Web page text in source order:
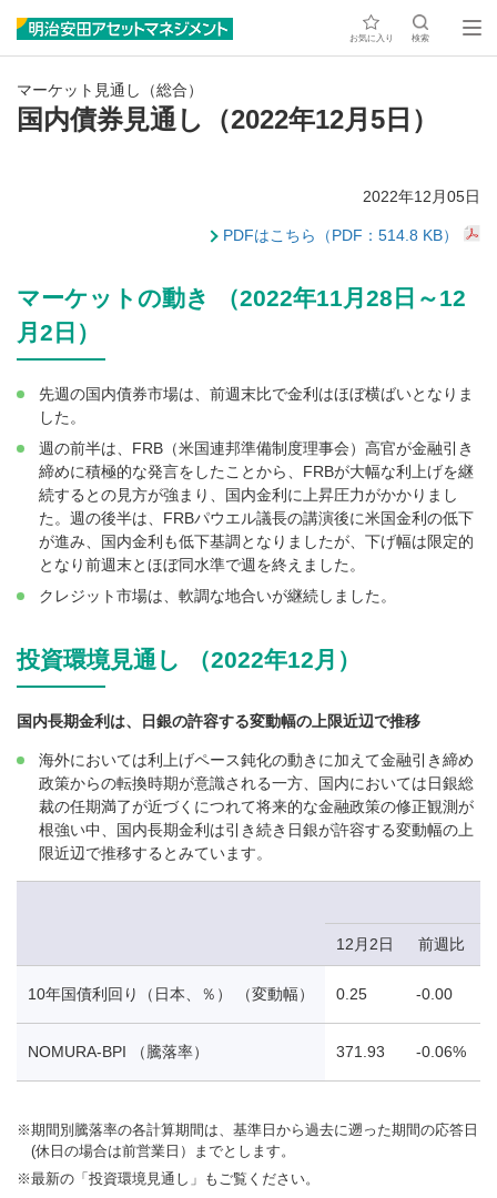
お気に入り 検索
マーケット見通し（総合）
国内債券見通し（2022年12月5日）
2022年12月05日
PDFはこちら（PDF：514.8 KB）
マーケットの動き （2022年11月28日～12
月2日）
先週の国内債券市場は、前週末比で金利はほぼ横ばいとなりま
した。
週の前半は、FRB（米国連邦準備制度理事会）高官が金融引き
締めに積極的な発言をしたことから、FRBが大幅な利上げを継
続するとの見方が強まり、国内金利に上昇圧力がかかりまし
た。週の後半は、FRBパウエル議長の講演後に米国金利の低下
が進み、国内金利も低下基調となりましたが、下げ幅は限定的
となり前週末とほぼ同水準で週を終えました。
クレジット市場は、軟調な地合いが継続しました。
投資環境見通し （2022年12月）
国内長期金利は、日銀の許容する変動幅の上限近辺で推移
海外においては利上げペース鈍化の動きに加えて金融引き締め
政策からの転換時期が意識される一方、国内においては日銀総
裁の任期満了が近づくにつれて将来的な金融政策の修正観測が
根強い中、国内長期金利は引き続き日銀が許容する変動幅の上
限近辺で推移するとみています。
12月2日 前週比
10年国債利回り（日本、％） （変動幅） 0.25 -0.00
NOMURA-BPI （騰落率） 371.93 -0.06%
※期間別騰落率の各計算期間は、基準日から過去に遡った期間の応答日
(休日の場合は前営業日）までとします。
※最新の「投資環境見通し」もご覧ください。